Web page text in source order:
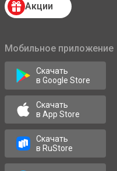
Акции
Мобильное приложение
Скачать
в Google Store
Скачать
в App Store
Скачать
в RuStore